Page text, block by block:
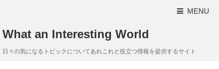
MENU
What an Interesting World
日々の気になるトピックについてあれこれと役立つ情報を提供するサイト